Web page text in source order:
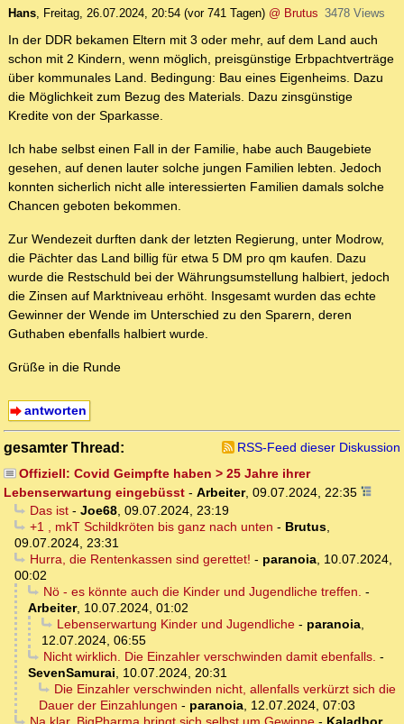
Hans, Freitag, 26.07.2024, 20:54 (vor 741 Tagen) @ Brutus 3478 Views
In der DDR bekamen Eltern mit 3 oder mehr, auf dem Land auch
schon mit 2 Kindern, wenn möglich, preisgünstige Erbpachtverträge
über kommunales Land. Bedingung: Bau eines Eigenheims. Dazu
die Möglichkeit zum Bezug des Materials. Dazu zinsgünstige
Kredite von der Sparkasse.
Ich habe selbst einen Fall in der Familie, habe auch Baugebiete
gesehen, auf denen lauter solche jungen Familien lebten. Jedoch
konnten sicherlich nicht alle interessierten Familien damals solche
Chancen geboten bekommen.
Zur Wendezeit durften dank der letzten Regierung, unter Modrow,
die Pächter das Land billig für etwa 5 DM pro qm kaufen. Dazu
wurde die Restschuld bei der Währungsumstellung halbiert, jedoch
die Zinsen auf Marktniveau erhöht. Insgesamt wurden das echte
Gewinner der Wende im Unterschied zu den Sparern, deren
Guthaben ebenfalls halbiert wurde.
Grüße in die Runde
antworten
gesamter Thread:
RSS-Feed dieser Diskussion
Offiziell: Covid Geimpfte haben > 25 Jahre ihrer
Lebenserwartung eingebüsst - Arbeiter, 09.07.2024, 22:35
Das ist- Joe68, 09.07.2024, 23:19
+1 , mkT Schildkröten bis ganz nach unten - Brutus,
09.07.2024, 23:31
Hurra, die Rentenkassen sind gerettet! - paranoia, 10.07.2024,
00:02
Nö - es könnte auch die Kinder und Jugendliche treffen. -
Arbeiter, 10.07.2024, 01:02
Lebenserwartung Kinder und Jugendliche- paranoia,
12.07.2024, 06:55
Nicht wirklich. Die Einzahler verschwinden damit ebenfalls. -
SevenSamurai, 10.07.2024, 20:31
Die Einzahler verschwinden nicht, allenfalls verkürzt sich die
Dauer der Einzahlungen - paranoia, 12.07.2024, 07:03